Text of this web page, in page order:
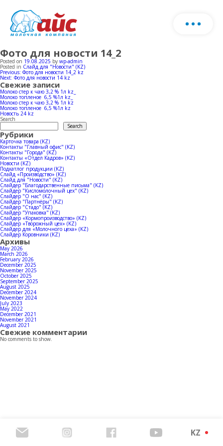
Өнімдерінің каталогын жүктеп алыңыз
Біз туралы
Өнім
Сүт өнімдері
Балмұздақ
Horeca
Ферма
Табын
Сиыр қоралары
Өндіріс
Сүт өндірісі
Балмұздақ өндірісі
Жаңалықтар
Сатылым географиясы
Байланыстар
Фото для новости 14_2
Posted on 19.08.2025 by wp-admin
Posted in Слайд для "Новости" (KZ)
Post
navigation
Previous: Фото для новости 14_2 kz
Next: Фото для новости 14 kz
Свежие записи
Молоко стер к чаю 3,2 % 1л kz_
Молоко топленое 6,5 %1л kz_
Молоко стер к чаю 3,2 % 1л kz
Молоко топленое 6,5 %1л kz
Новость 24 kz
Search
Search
Рубрики
Карточка товара (KZ)
Контакты "Главный офис" (KZ)
Контакты "Города" (KZ)
Контакты «Отдел Кадров» (KZ)
Новости (KZ)
Подкатлог продукции (KZ)
Слайд «Производство» (KZ)
Слайд для "Новости" (KZ)
Слайдер "Благодарственные письма" (KZ)
Слайдер "Кисломолочный цех" (KZ)
Слайдер "О нас" (KZ)
Слайдер "Партнёры" (KZ)
Слайдер "Стадо" (KZ)
Слайдер "Упаковка" (KZ)
Слайдер «Кормопроизводство» (KZ)
Слайдер «Творожный цех» (KZ)
Слайдер для «Молочного цеха» (KZ)
Слайдер Коровники (KZ)
Архивы
May 2026
March 2026
February 2026
December 2025
November 2025
October 2025
September 2025
August 2025
December 2024
November 2024
July 2023
May 2022
December 2021
November 2021
August 2021
Свежие комментарии
No comments to show.
KZ